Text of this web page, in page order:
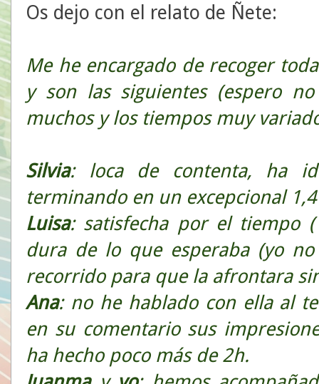
Os dejo con el relato de Ñete:
Me he encargado de recoger
y son las siguientes (espero
muchos y los tiempos muy
Silvia: loca de contenta, ha
terminando en un excepcional
Luisa: satisfecha por el tiempo
dura de lo que esperaba (yo
recorrido para que la afrontara
Ana: no he hablado con ella al
en su comentario sus
ha hecho poco más de 2h.